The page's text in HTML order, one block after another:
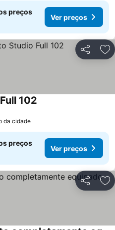
preços
Ver preços
Partilhar
102
da cidade
preços
Ver preços
Partilhar